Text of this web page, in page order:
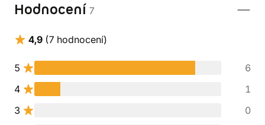
Hodnocení 7
4,9 (7 hodnocení)
5
6
4
1
3
0